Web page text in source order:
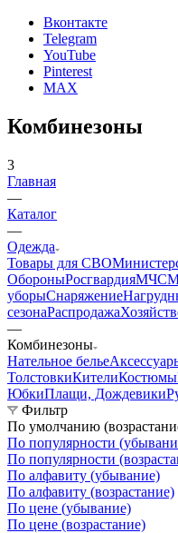
Вконтакте
Telegram
YouTube
Pinterest
MAX
Комбинезоны
3
Главная
—
Каталог
—
Одежда
Товары для СВО
ОбороныРосгвардияМЧС
уборыСнаряжение
сезонаРаспродажа
—
Комбинезоны
Нательное белье
ТолстовкиКителиКостюмы
ЮбкиПлащи, Дождевики
Фильтр
По умолчанию
По популярности
По популярности
По алфавиту (убывание)
По алфавиту (возрастание)
По цене (убывание)
По цене (возрастание)